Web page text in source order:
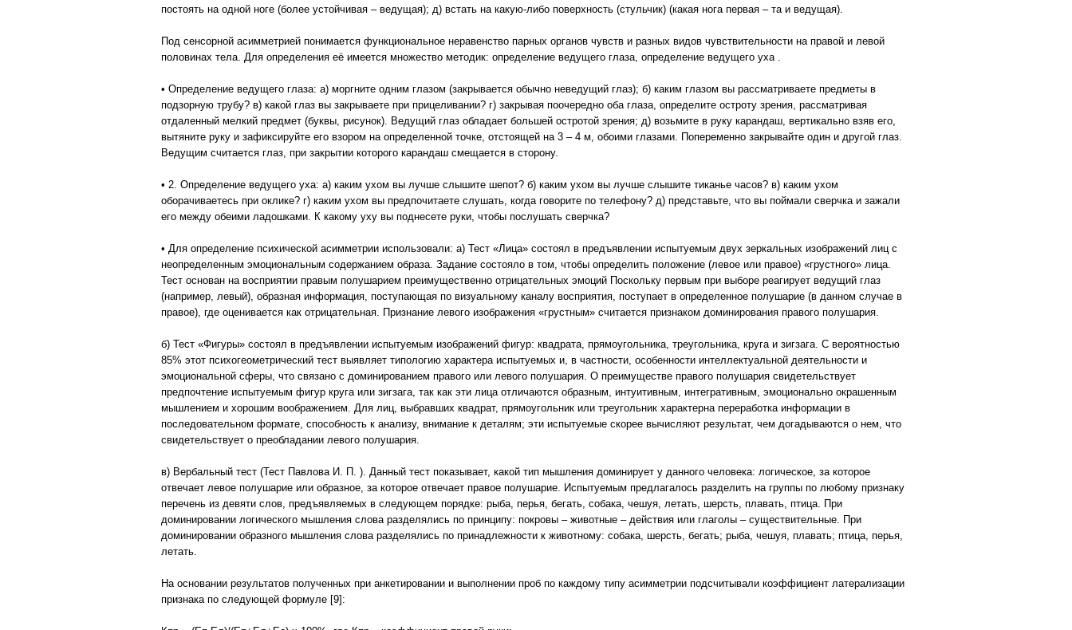
постоять на одной ноге (более устойчивая – ведущая); д) встать на какую-либо поверхность (стульчик) (какая нога первая – та и ведущая).
Под сенсорной асимметрией понимается функциональное неравенство парных органов чувств и разных видов чувствительности на правой и левой
половинах тела. Для определения её имеется множество методик: определение ведущего глаза, определение ведущего уха .
• Определение ведущего глаза: а) моргните одним глазом (закрывается обычно неведущий глаз); б) каким глазом вы рассматриваете предметы в
подзорную трубу? в) какой глаз вы закрываете при прицеливании? г) закрывая поочередно оба глаза, определите остроту зрения, рассматривая
отдаленный мелкий предмет (буквы, рисунок). Ведущий глаз обладает большей остротой зрения; д) возьмите в руку карандаш, вертикально взяв его,
вытяните руку и зафиксируйте его взором на определенной точке, отстоящей на 3 – 4 м, обоими глазами. Попеременно закрывайте один и другой глаз.
Ведущим считается глаз, при закрытии которого карандаш смещается в сторону.
• 2. Определение ведущего уха: а) каким ухом вы лучше слышите шепот? б) каким ухом вы лучше слышите тиканье часов? в) каким ухом
оборачиваетесь при оклике? г) каким ухом вы предпочитаете слушать, когда говорите по телефону? д) представьте, что вы поймали сверчка и зажали
его между обеими ладошками. К какому уху вы поднесете руки, чтобы послушать сверчка?
• Для определение психической асимметрии использовали: a) Тест «Лица» состоял в предъявлении испытуемым двух зеркальных изображений лиц с
неопределенным эмоциональным содержанием образа. Задание состояло в том, чтобы определить положение (левое или правое) «грустного» лица.
Тест основан на восприятии правым полушарием преимущественно отрицательных эмоций Поскольку первым при выборе реагирует ведущий глаз
(например, левый), образная информация, поступающая по визуальному каналу восприятия, поступает в определенное полушарие (в данном случае в
правое), где оценивается как отрицательная. Признание левого изображения «грустным» считается признаком доминирования правого полушария.
б) Тест «Фигуры» состоял в предъявлении испытуемым изображений фигур: квадрата, прямоугольника, треугольника, круга и зигзага. С вероятностью
85% этот психогеометрический тест выявляет типологию характера испытуемых и, в частности, особенности интеллектуальной деятельности и
эмоциональной сферы, что связано с доминированием правого или левого полушария. О преимуществе правого полушария свидетельствует
предпочтение испытуемым фигур круга или зигзага, так как эти лица отличаются образным, интуитивным, интегративным, эмоционально окрашенным
мышлением и хорошим воображением. Для лиц, выбравших квадрат, прямоугольник или треугольник характерна переработка информации в
последовательном формате, способность к анализу, внимание к деталям; эти испытуемые скорее вычисляют результат, чем догадываются о нем, что
свидетельствует о преобладании левого полушария.
в) Вербальный тест (Тест Павлова И. П. ). Данный тест показывает, какой тип мышления доминирует у данного человека: логическое, за которое
отвечает левое полушарие или образное, за которое отвечает правое полушарие. Испытуемым предлагалось разделить на группы по любому признаку
перечень из девяти слов, предъявляемых в следующем порядке: рыба, перья, бегать, собака, чешуя, летать, шерсть, плавать, птица. При
доминировании логического мышления слова разделялись по принципу: покровы – животные – действия или глаголы – существительные. При
доминировании образного мышления слова разделялись по принадлежности к животному: собака, шерсть, бегать; рыба, чешуя, плавать; птица, перья,
летать.
На основании результатов полученных при анкетировании и выполнении проб по каждому типу асимметрии подсчитывали коэффициент латерализации
признака по следующей формуле [9]: